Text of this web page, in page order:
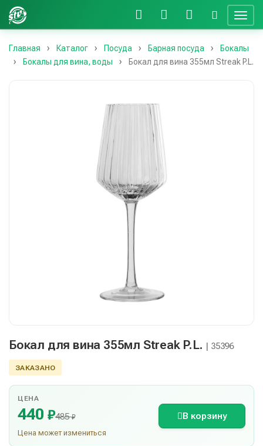
Главная Каталог Посуда Барная посуда
Бокалы
Бокалы для вина, воды
Бокал для вина 355мл Streak P.L.
Бокал для вина 355мл Streak P.L. | 35396
ЗАКАЗАНО
ЦЕНА
440 ₽485₽
Цена может измениться
В корзину